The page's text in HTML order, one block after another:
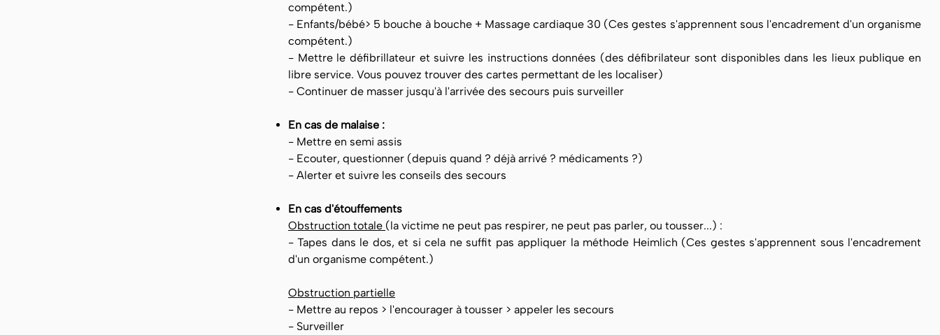
compétent.)
- Enfants/bébé> 5 bouche à bouche + Massage cardiaque 30 (Ces gestes s'apprennent sous l'encadrement d'un organisme
compétent.)
- Mettre le défibrillateur et suivre les instructions données (des défibrilateur sont disponibles dans les lieux publique en
libre service. Vous pouvez trouver des cartes permettant de les localiser)
- Continuer de masser jusqu'à l'arrivée des secours puis surveiller
En cas de malaise :
- Mettre en semi assis
- Ecouter, questionner (depuis quand ? déjà arrivé ? médicaments ?)
- Alerter et suivre les conseils des secours
En cas d'étouffements
Obstruction totale (la victime ne peut pas respirer, ne peut pas parler, ou tousser...) :
- Tapes dans le dos, et si cela ne suffit pas appliquer la méthode Heimlich (Ces gestes s'apprennent sous l'encadrement
d'un organisme compétent.)
Obstruction partielle
- Mettre au repos > l'encourager à tousser > appeler les secours
- Surveiller